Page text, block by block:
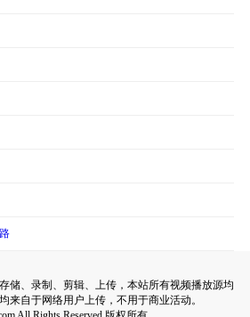
储、录制、剪辑、上传，本站所有视频播放源均
来自于网络用户上传，不用于商业活动。